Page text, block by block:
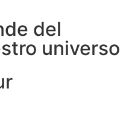
del
universo